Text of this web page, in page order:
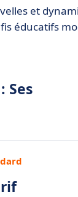
et
éducatifs
Ses